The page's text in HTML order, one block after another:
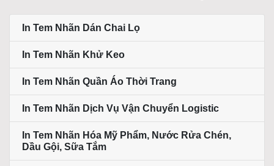
In Tem Nhãn Dán Chai Lọ
In Tem Nhãn Khử Keo
In Tem Nhãn Quần Áo Thời Trang
In Tem Nhãn Dịch Vụ Vận Chuyển Logistic
In Tem Nhãn Hóa Mỹ Phẩm, Nước Rửa Chén,
Dầu Gội, Sữa Tắm